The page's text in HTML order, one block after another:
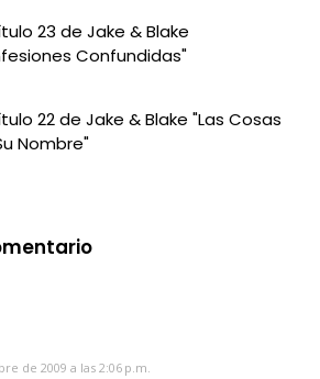
23 de Jake & Blake
Confundidas"
22 de Jake & Blake "Las Cosas
Nombre"
de 2009 a las 2:06 p.m.